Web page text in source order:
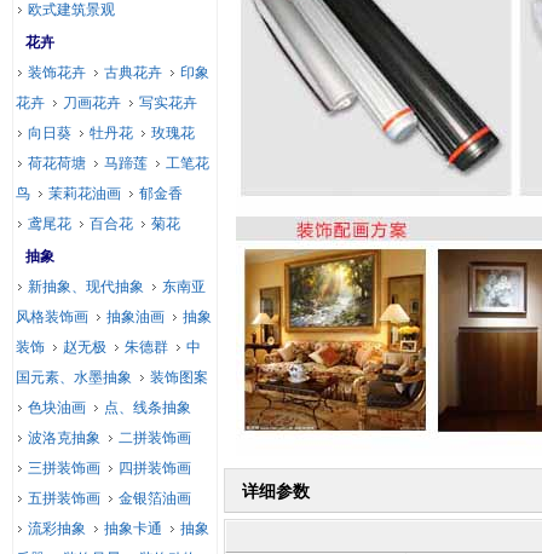
详细参数
欧式建筑景观
花卉
装饰花卉
古典花卉
印象
花卉
刀画花卉
写实花卉
向日葵
牡丹花
玫瑰花
荷花荷塘
马蹄莲
工笔花
鸟
茉莉花油画
郁金香
鸢尾花
百合花
菊花
抽象
新抽象、现代抽象
东南亚
风格装饰画
抽象油画
抽象
装饰
赵无极 朱德群
中
国元素、水墨抽象
装饰图案
色块油画
点、线条抽象
波洛克抽象
二拼装饰画
三拼装饰画
四拼装饰画
五拼装饰画
金银箔油画
流彩抽象
抽象卡通
抽象